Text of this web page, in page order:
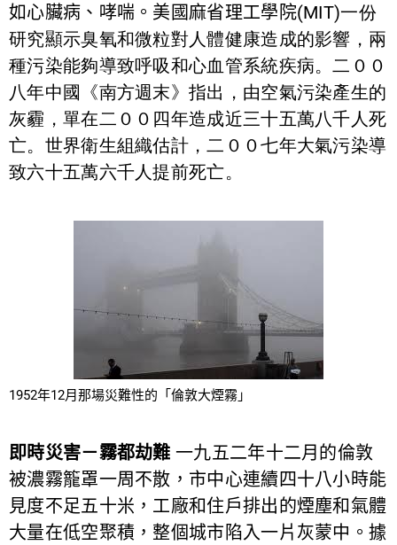
如心臟病、哮喘。美國麻省理工學院(MIT)一份
研究顯示臭氧和微粒對人體健康造成的影響，兩
種污染能夠導致呼吸和心血管系統疾病。二００
八年中國《南方週末》指出，由空氣污染產生的
灰霾，單在二００四年造成近三十五萬八千人死
亡。世界衛生組織估計，二００七年大氣污染導
致六十五萬六千人提前死亡。
1952年12月那場災難性的「倫敦大煙霧」
即時災害－霧都劫難 一九五二年十二月的倫敦
被濃霧籠罩一周不散，市中心連續四十八小時能
見度不足五十米，工廠和住戶排出的煙塵和氣體
大量在低空聚積，整個城市陷入一片灰蒙中。據